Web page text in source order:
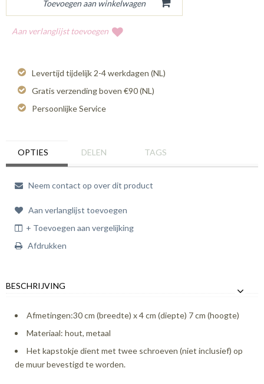
Aan verlanglijst toevoegen
Levertijd tijdelijk 2-4 werkdagen (NL)
Gratis verzending boven €90 (NL)
Persoonlijke Service
OPTIES DELEN TAGS
Neem contact op over dit product
Aan verlanglijst toevoegen
+ Toevoegen aan vergelijking
Afdrukken
BESCHRIJVING
Afmetingen:30 cm (breedte) x 4 cm (diepte) 7 cm (hoogte)
Materiaal: hout, metaal
Het kapstokje dient met twee schroeven (niet inclusief) op
de muur bevestigd te worden.